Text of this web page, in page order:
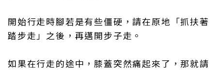
開始行走時腳若是有些僵硬，請在原地「抓扶著
踏步走」之後，再邁開步子走。
如果在行走的途中，膝蓋突然痛起來了，那就請